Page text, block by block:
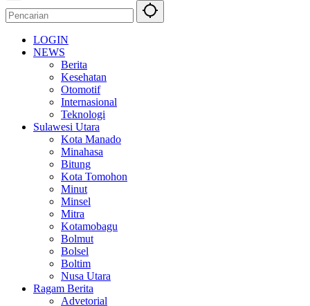
LOGIN
NEWS
Berita
Kesehatan
Otomotif
Internasional
Teknologi
Sulawesi Utara
Kota Manado
Minahasa
Bitung
Kota Tomohon
Minut
Minsel
Mitra
Kotamobagu
Bolmut
Bolsel
Boltim
Nusa Utara
Ragam Berita
Advetorial